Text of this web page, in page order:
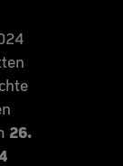
26.